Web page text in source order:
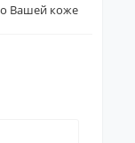
о Вашей коже